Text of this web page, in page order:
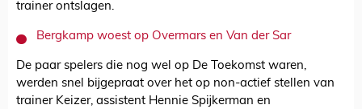
trainer ontslagen.
Bergkamp woest op Overmars en Van der Sar
De paar spelers die nog wel op De Toekomst waren,
werden snel bijgepraat over het op non-actief stellen van
trainer Keizer, assistent Hennie Spijkerman en